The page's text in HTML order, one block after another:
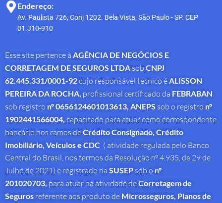
Endereço:
Av. Paulista 726, Conj 1202. Bela Vista, São Paulo - SP. CEP
01.310-910
Esse site pertence à AGÊNCIA DE NEGÓCIOS E
CORRETAGEM DE SEGUROS LTDA sob CNPJ
62.445.331/0001-92cujo responsável técnico é ALISSON
PEREIRA DA ROCHA profissional certificado da FEBRABAN
sob registro nº 0656124601013613, ANEPS sob o registro nº
1902441566004, capacitado para atuar como correspondente
bancário nos ramos deCrédito Consignado, Crédito
Imobiliário, Veículos e CDC ( atividade regulada pelo Banco
Central do Brasil, nos termos da Resolução nº 4.935, de 29 de
Julho de 2021) e registrado na SUSEP sob o nº
201020703, para atuar na atividade deCorretagem de
Seguros referente aos produto de Microsseguros, Planos de